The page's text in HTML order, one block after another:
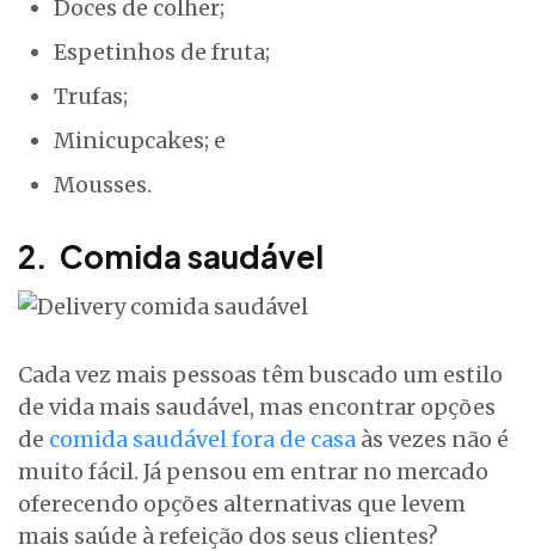
Doces de colher;
Espetinhos de fruta;
Trufas;
Minicupcakes; e
Mousses.
2. Comida saudável
Cada vez mais pessoas têm buscado um estilo
de vida mais saudável, mas encontrar opções
de comida saudável fora de casa às vezes não é
muito fácil. Já pensou em entrar no mercado
oferecendo opções alternativas que levem
mais saúde à refeição dos seus clientes?